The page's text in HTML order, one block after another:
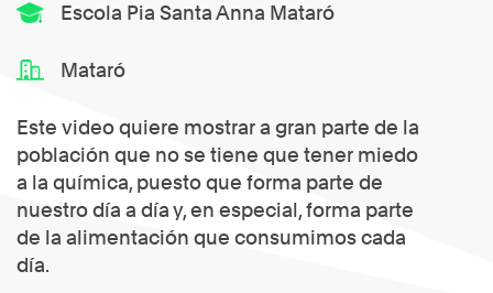
Escola Pia Santa Anna Mataró
Mataró
Este video quiere mostrar a gran parte de la
población que no se tiene que tener miedo
a la química, puesto que forma parte de
nuestro día a día y, en especial, forma parte
de la alimentación que consumimos cada
día.